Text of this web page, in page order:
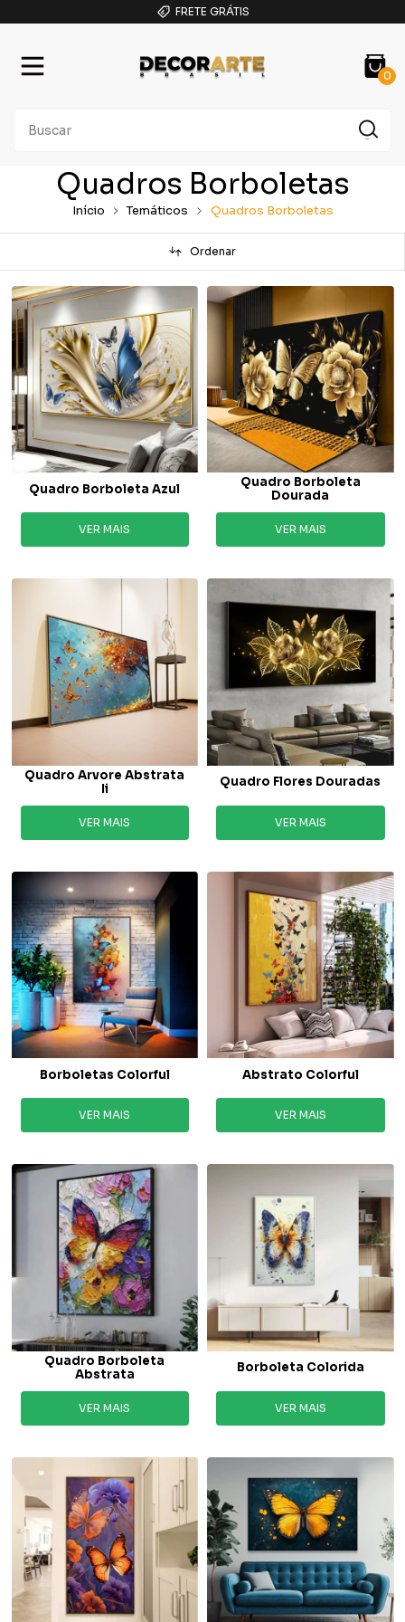
FRETE GRÁTIS
0
Quadros Borboletas
Início Temáticos Quadros Borboletas
Ordenar
Quadro Borboleta Azul
VER MAIS
Quadro Borboleta
Dourada
VER MAIS
Quadro Arvore Abstrata
Ii
VER MAIS
Quadro Flores Douradas
VER MAIS
Borboletas Colorful
VER MAIS
Abstrato Colorful
VER MAIS
Quadro Borboleta
Abstrata
VER MAIS
Borboleta Colorida
VER MAIS